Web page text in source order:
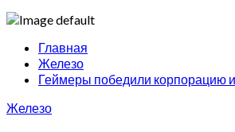
Главная
Железо
Геймеры победили корпорацию
Железо